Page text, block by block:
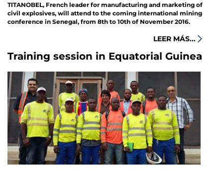
TITANOBEL, French leader for manufacturing and marketing of
civil explosives, will attend to the coming international mining
conference in Senegal, from 8th to 10th of November 2016.
LEER MÁS...
Training session in Equatorial Guinea